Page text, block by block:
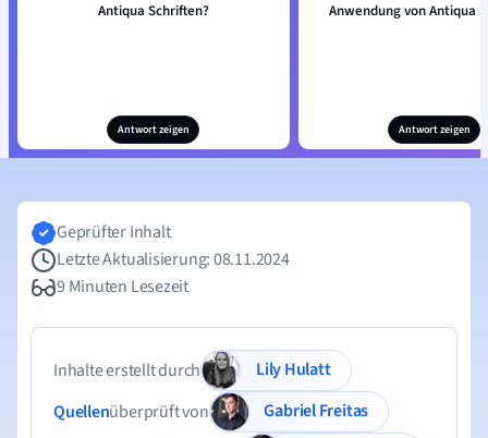
Antiqua Schriften?
Antwort zeigen
Anwendung von Antiqua
Antwort zeigen
Geprüfter Inhalt
Letzte Aktualisierung: 08.11.2024
9 Minuten Lesezeit
Inhalte erstellt durch
Lily Hulatt
Quellenüberprüft von
Gabriel Freitas